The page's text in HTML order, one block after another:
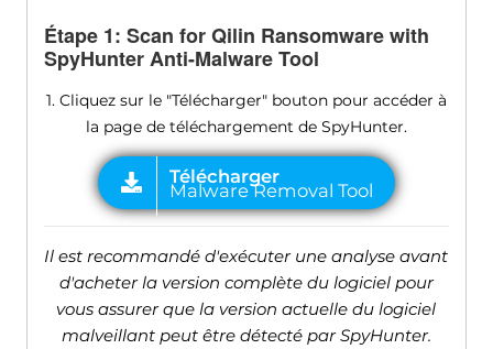
Étape 1: Scan for Qilin Ransomware with
SpyHunter Anti-Malware Tool
1. Cliquez sur le "Télécharger" bouton pour accéder à
la page de téléchargement de SpyHunter.
Il est recommandé d'exécuter une analyse avant
d'acheter la version complète du logiciel pour
vous assurer que la version actuelle du logiciel
malveillant peut être détecté par SpyHunter.